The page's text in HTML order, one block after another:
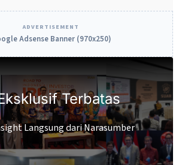
ADVERTISEMENT
Adsense Banner (970x250)
Terbatas
Langsung dari Narasumber